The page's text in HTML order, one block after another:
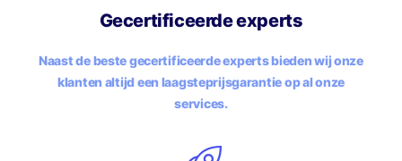
Gecertificeerde experts
Naast de beste gecertificeerde experts bieden wij onze
klanten altijd een laagsteprijsgarantie op al onze
services.